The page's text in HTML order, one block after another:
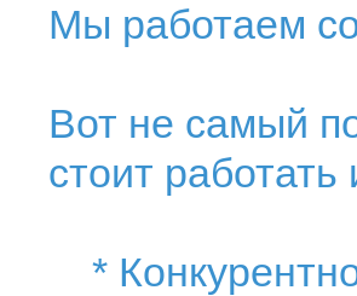
Мы работаем
Вот не самый
стоит
*